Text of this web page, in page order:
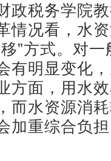
税务学院教
情况看，水
”方式。对
有明显变化
方面，用水
而水资源消
加重综合负